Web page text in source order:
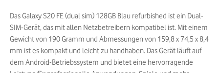
Das Galaxy S20 FE (dual sim) 128GB Blau refurbished ist ein Dual-
SIM-Gerät, das mit allen Netzbetreibern kompatibel ist. Mit einem
Gewicht von 190 Gramm und Abmessungen von 159,8 x 74,5 x 8,4
mm ist es kompakt und leicht zu handhaben. Das Gerät läuft auf
dem Android-Betriebssystem und bietet eine hervorragende